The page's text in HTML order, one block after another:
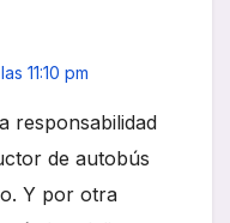
11:10 pm
responsabilidad
de autobús
Y por otra